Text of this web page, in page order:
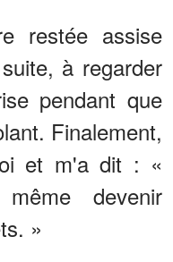
restée assise
à regarder
pendant que
Finalement,
et m'a dit : «
devenir
»